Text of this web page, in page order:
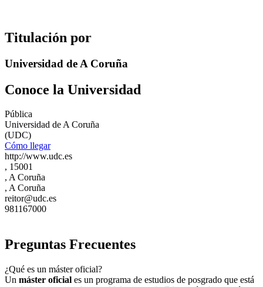
Titulación por
Universidad de A Coruña
Conoce la Universidad
Pública
Universidad de A Coruña
(UDC)
Cómo llegar
http://www.udc.es
, 15001
, A Coruña
, A Coruña
reitor@udc.es
981167000
Preguntas Frecuentes
¿Qué es un máster oficial?
Un máster oficial es un programa de estudios de posgrado que está